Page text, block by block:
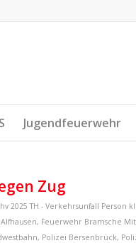
Jugendfeuerwehr
Zug
2025 TH - Verkehrsunfall Person
, Feuerwehr Bramsche
, Polizei Bersenbrück,